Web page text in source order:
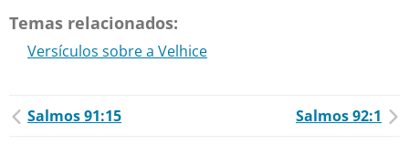
Temas relacionados:
Versículos sobre a Velhice
Salmos 91:15 Salmos 92:1